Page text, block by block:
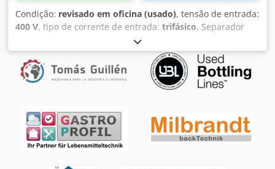
Condição: revisado em oficina (usado), tensão de entrada:
400 V, tipo de corrente de entrada: trifásico, Separador
Alfa laval HMRPX614 recondicionado completo com motor
Dodpfx Ahsucq Rzeusck Ciclone Placa de fundação Pés
amortecedores de vibrações Ferramentas para a cuba
Ferramenta de compressão para cuba